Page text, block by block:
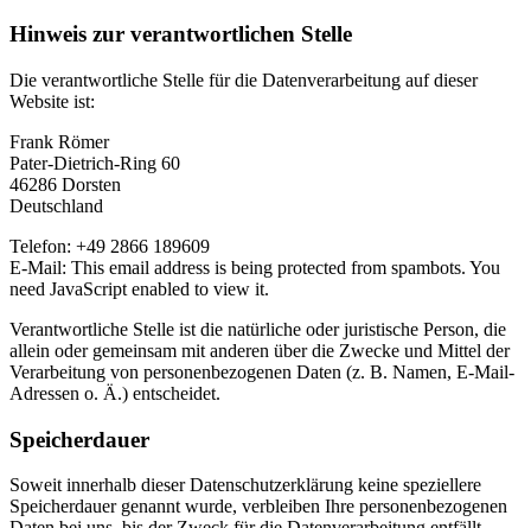
Hinweis zur verantwortlichen Stelle
Die verantwortliche Stelle für die Datenverarbeitung auf dieser
Website ist:
Frank Römer
Pater-Dietrich-Ring 60
46286 Dorsten
Deutschland
Telefon: +49 2866 189609
E-Mail: This email address is being protected from spambots. You
need JavaScript enabled to view it.
Verantwortliche Stelle ist die natürliche oder juristische Person, die
allein oder gemeinsam mit anderen über die Zwecke und Mittel der
Verarbeitung von personenbezogenen Daten (z. B. Namen, E-Mail-
Adressen o. Ä.) entscheidet.
Speicherdauer
Soweit innerhalb dieser Datenschutzerklärung keine speziellere
Speicherdauer genannt wurde, verbleiben Ihre personenbezogenen